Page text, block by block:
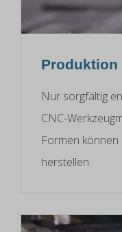
Produktion
Nur sorgfältig
CNC-
Formen
herstellen